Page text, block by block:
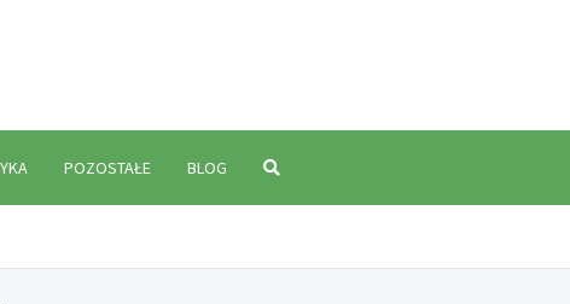
POZOSTAŁE BLOG